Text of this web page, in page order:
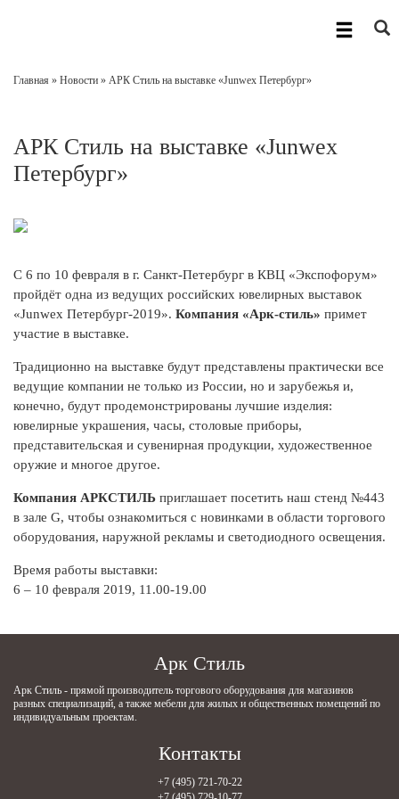
Главная » Новости » АРК Стиль на выставке «Junwex Петербург»
АРК Стиль на выставке «Junwex
Петербург»
С 6 по 10 февраля в г. Санкт-Петербург в КВЦ «Экспофорум»
пройдёт одна из ведущих российских ювелирных выставок
«Junwex Петербург-2019». Компания «Арк-стиль» примет
участие в выставке.
Традиционно на выставке будут представлены практически все
ведущие компании не только из России, но и зарубежья и,
конечно, будут продемонстрированы лучшие изделия:
ювелирные украшения, часы, столовые приборы,
представительская и сувенирная продукции, художественное
оружие и многое другое.
Компания АРКСТИЛЬ приглашает посетить наш стенд №443
в зале G, чтобы ознакомиться с новинками в области торгового
оборудования, наружной рекламы и светодиодного освещения.
Время работы выставки:
6 – 10 февраля 2019, 11.00-19.00
Арк Стиль
Арк Стиль - прямой производитель торгового оборудования для магазинов
разных специализаций, а также мебели для жилых и общественных помещений по
индивидуальным проектам.
Контакты
+7 (495) 721-70-22